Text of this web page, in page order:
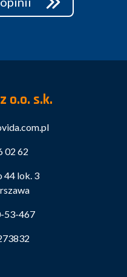
o.o. s.k.
02 62
44 lok. 3
53-467